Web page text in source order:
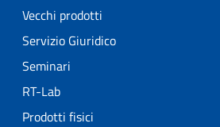
Vecchi prodotti
Servizio Giuridico
Seminari
RT-Lab
Prodotti fisici